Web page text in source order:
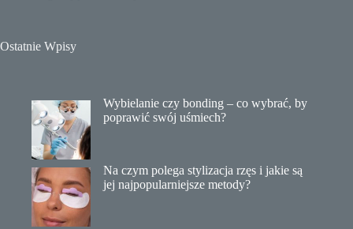
Ostatnie Wpisy
Wybielanie czy bonding – co wybrać, by
poprawić swój uśmiech?
Na czym polega stylizacja rzęs i jakie są
jej najpopularniejsze metody?